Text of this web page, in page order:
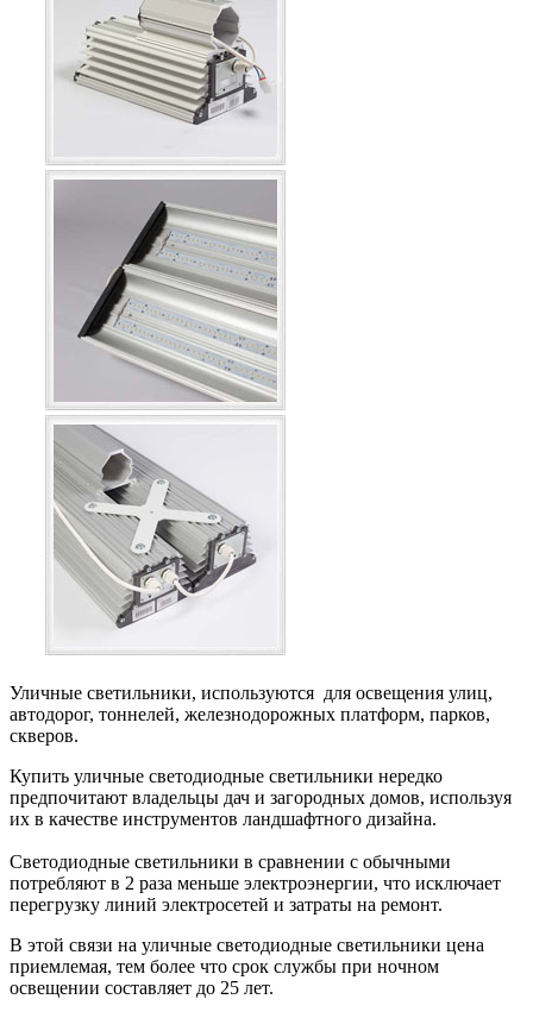
Уличные светильники, используются для освещения улиц,
автодорог, тоннелей, железнодорожных платформ, парков,
скверов.
Купить уличные светодиодные светильники нередко
предпочитают владельцы дач и загородных домов, используя
их в качестве инструментов ландшафтного дизайна.
Светодиодные светильники в сравнении с обычными
потребляют в 2 раза меньше электроэнергии, что исключает
перегрузку линий электросетей и затраты на ремонт.
В этой связи на уличные светодиодные светильники цена
приемлемая, тем более что срок службы при ночном
освещении составляет до 25 лет.